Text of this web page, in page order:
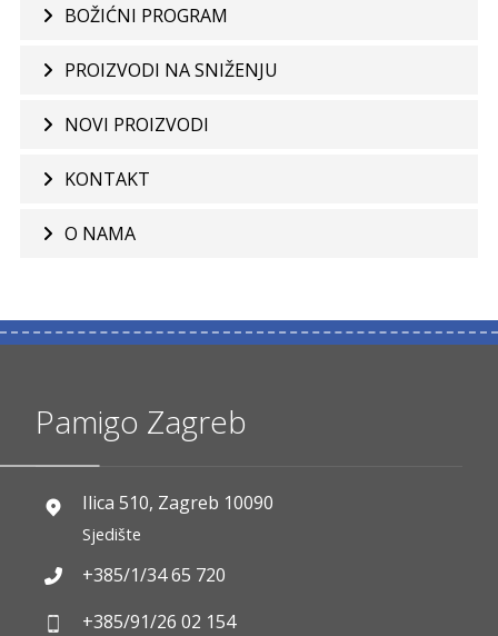
BOŽIĆNI PROGRAM
PROIZVODI NA SNIŽENJU
NOVI PROIZVODI
KONTAKT
O NAMA
Pamigo Zagreb
Ilica 510, Zagreb 10090
Sjedište
+385/1/34 65 720
+385/91/26 02 154